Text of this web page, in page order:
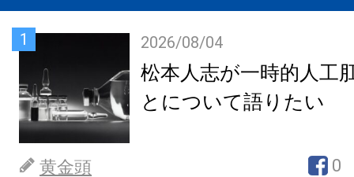
1 2026/08/04
松本人志が一時的人工
とについて語りたい
黄金頭 0